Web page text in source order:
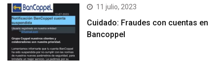
11 julio, 2023
Cuidado: Fraudes con cuentas en
Bancoppel